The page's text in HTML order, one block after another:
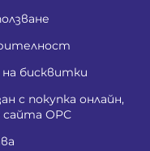
на бисквитки
с покупка онлайн,
сайта ОРС